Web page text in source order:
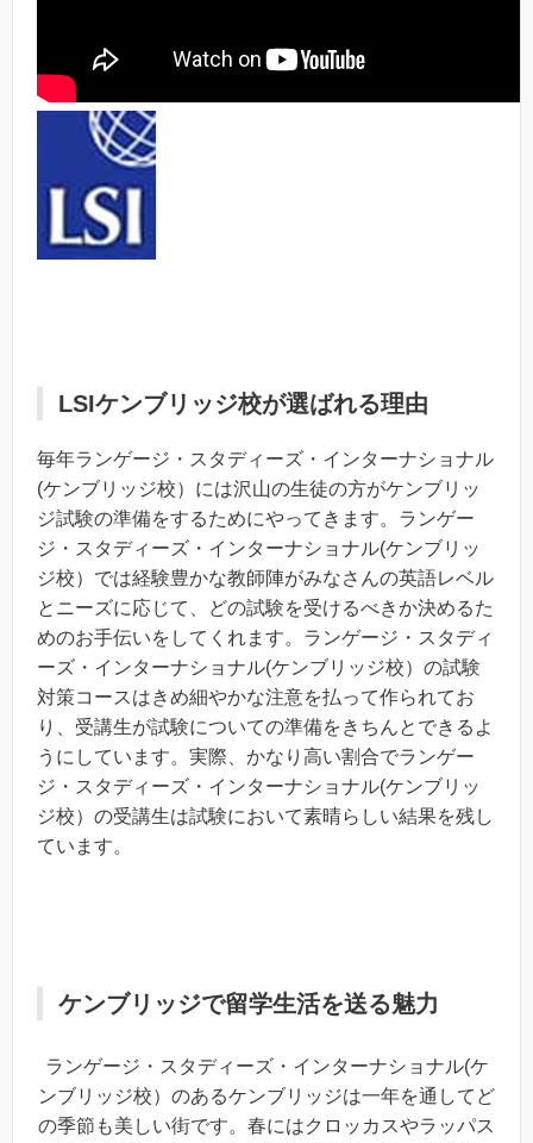
LSIケンブリッジ校が選ばれる理由
毎年ランゲージ・スタディーズ・インターナショナル
(ケンブリッジ校）には沢山の生徒の方がケンブリッ
ジ試験の準備をするためにやってきます。ランゲー
ジ・スタディーズ・インターナショナル(ケンブリッ
ジ校）では経験豊かな教師陣がみなさんの英語レベル
とニーズに応じて、どの試験を受けるべきか決めるた
めのお手伝いをしてくれます。ランゲージ・スタディ
ーズ・インターナショナル(ケンブリッジ校）の試験
対策コースはきめ細やかな注意を払って作られてお
り、受講生が試験についての準備をきちんとできるよ
うにしています。実際、かなり高い割合でランゲー
ジ・スタディーズ・インターナショナル(ケンブリッ
ジ校）の受講生は試験において素晴らしい結果を残し
ています。
ケンブリッジで留学生活を送る魅力
ランゲージ・スタディーズ・インターナショナル(ケ
ンブリッジ校）のあるケンブリッジは一年を通してど
の季節も美しい街です。春にはクロッカスやラッパス